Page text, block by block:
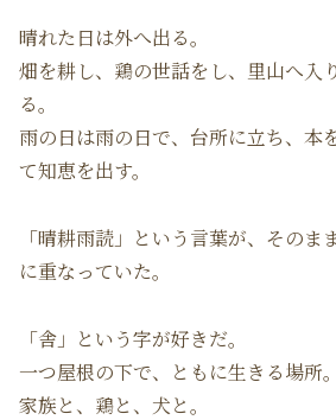
晴れた日は外へ出る。
畑を耕し、鶏の世話をし、里山へ入
る。
雨の日は雨の日で、台所に立ち、本
て知恵を出す。
「晴耕雨読」という言葉が、そのま
に重なっていた。
「舎」という字が好きだ。
一つ屋根の下で、ともに生きる場所。
家族と、鶏と、犬と。